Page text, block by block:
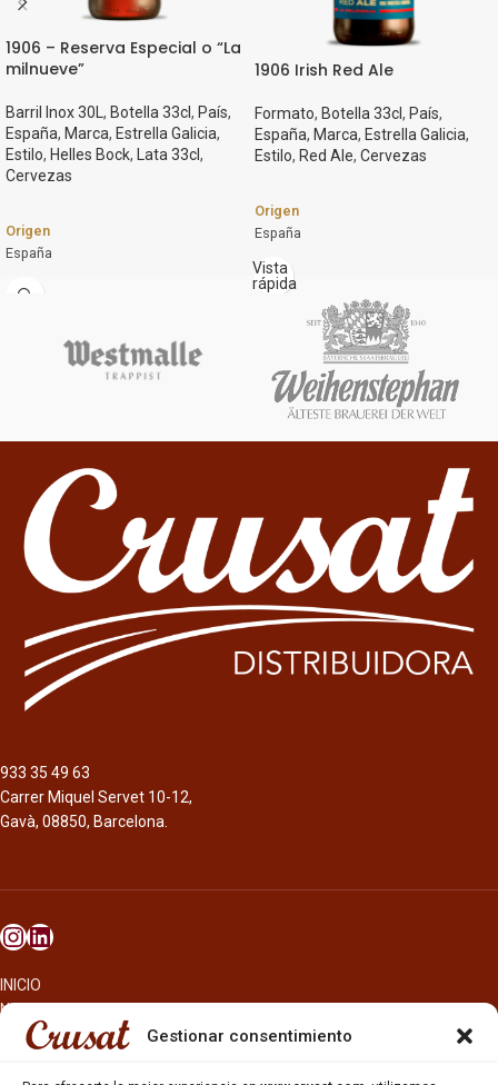
Gestionar consentimiento
1906 – Reserva Especial o “La
milnueve”
Barril Inox 30L , Botella 33cl, País,
España, Marca, Estrella Galicia,
Estilo, Helles Bock, Lata 33cl,
Cervezas
Origen
España
Marca
Helles Bock
Botella 33cl.
Lata 33cl.
Barril inox. 30l.
Color
Cerveza de 6,5%, amargor de 25 IBU’s
y estilo Helles Bock.
sabor prolongado y con un carácter
especial y único. Esta cerveza se
adquiere utilizando agua de A
Coruña, una selección de maltas
en nariz ligeros matices florales y
herbales. Esta lager extra tiene un
1906 Irish Red Ale
Formato, Botella 33cl, País,
España, Marca, Estrella Galicia,
Estilo, Red Ale, Cervezas
Origen
España
Marca
Estrella Galicia
Graduación Alcohólica
5.0%
Cerveza estilo Irish Ale pero al estilo
Gallego. La pelirroja, una cerveza de
fusión, de inspiración irlandesa con
la mezcla de cuatro maltas y cuatro
lúpulos.
Vista
rápida
933 35 49 63
Carrer Miquel Servet 10-12,
Gavà, 08850, Barcelona.
INICIO
NOSOTROS
CERVEZAS